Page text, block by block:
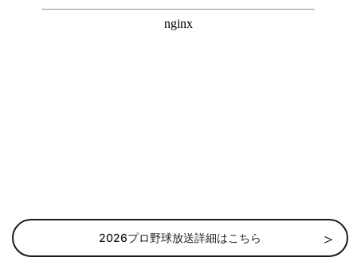
2026プロ野球放送詳細はこちら